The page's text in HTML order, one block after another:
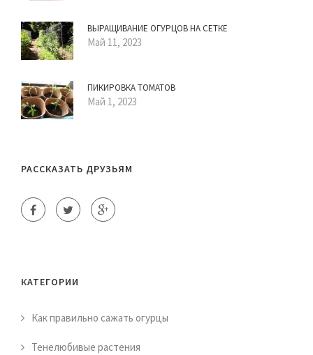
ВЫРАЩИВАНИЕ ОГУРЦОВ НА СЕТКЕ
Май 11, 2023
ПИКИРОВКА ТОМАТОВ
Май 1, 2023
РАССКАЗАТЬ ДРУЗЬЯМ
КАТЕГОРИИ
Как правильно сажать огурцы
Тенелюбивые растения